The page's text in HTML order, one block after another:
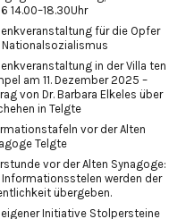
14.00–18.30Uhr
für die Opfer
Nationalsozialismus
in der Villa ten
am 11. Dezember 2025 –
von Dr. Barbara Elkeles über
in Telgte
vor der Alten
Telgte
vor der Alten Synagoge:
Informationsstelen werden der
übergeben.
eigener Initiative Stolpersteine